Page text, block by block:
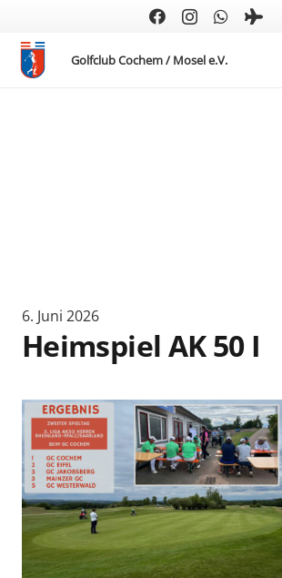
Golfclub Cochem / Mosel e.V.
6. Juni 2026
Heimspiel AK 50 I